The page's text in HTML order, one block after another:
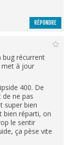
RÉPONDRE
bug récurrent
met à jour
400. De
de ne pas
super bien
bien réparti, on
le sentir
ça pèse vite